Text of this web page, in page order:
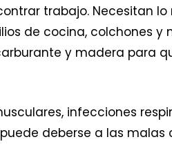
trabajo. Necesitan
de cocina, colchones y
y madera para
infecciones
deberse a las malas